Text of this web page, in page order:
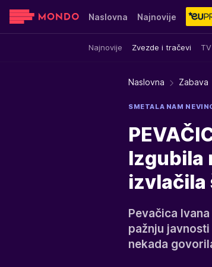
Naslovna Najnovije
Najnovije Zvezde i tračevi TV
Sensa Stvar ukusa
Naslovna Zabava
SMETALA NAM
Izgubila
izvlačila
Pevačica
pažnju
nekada